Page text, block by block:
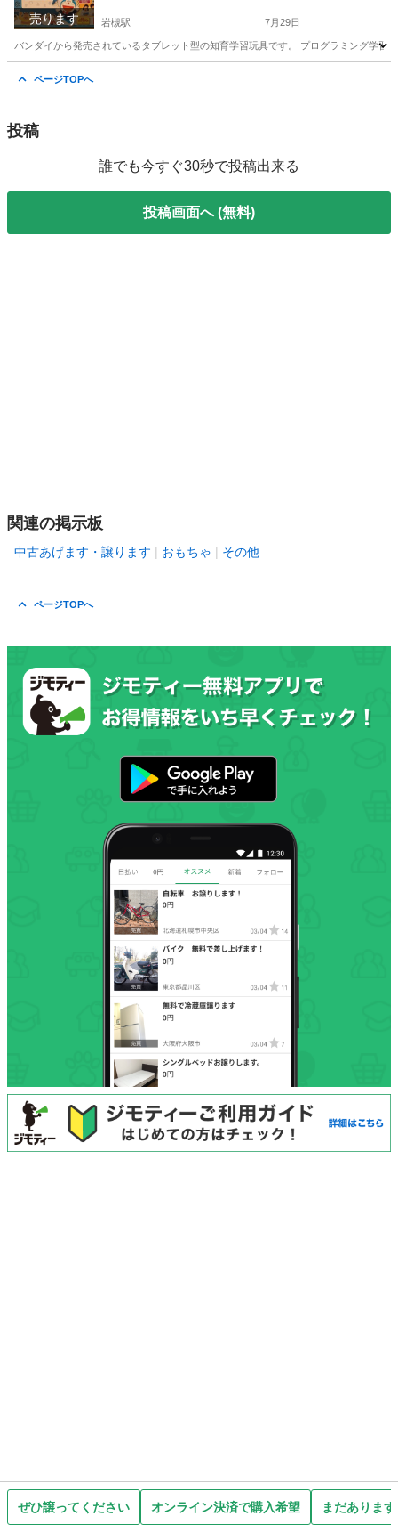
ぜひ譲ってください オンライン決済で購入希望 まだありま
売ります 岩槻駅 7月29日
バンダイから発売されているタブレット型の知育学習玩具です。 プログラミング学
ページTOPへ
投稿
誰でも今すぐ30秒で投稿出来る
投稿画面へ (無料)
関連の掲示板
中古あげます・譲ります おもちゃ その他
ページTOPへ